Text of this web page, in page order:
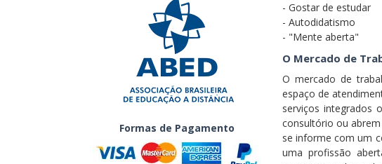
Formas de Pagamento
- Gostar de estudar
- Autodidatismo
- "Mente aberta"
O Mercado de
O mercado de
espaço de
serviços integrados
consultório ou
se informe com um
uma profissão